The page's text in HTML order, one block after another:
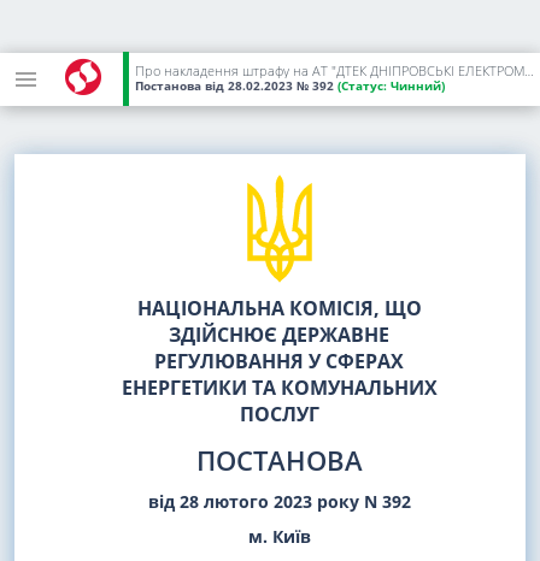
Про накладення штрафу на АТ "ДТЕК ДНІПРОВСЬКІ ЕЛЕКТРОМЕРЕЖІ" за недотримання вимог нормативно-правових актів, що регулюють функціонування ринку електричної енергії, та порушення Ліцензійних умов з розподілу електричної енергії
Постанова від 28.02.2023 № 392 (Статус: Чинний)
НАЦІОНАЛЬНА КОМІСІЯ, ЩО
ЗДІЙСНЮЄ ДЕРЖАВНЕ
РЕГУЛЮВАННЯ У СФЕРАХ
ЕНЕРГЕТИКИ ТА КОМУНАЛЬНИХ
ПОСЛУГ
ПОСТАНОВА
від 28 лютого 2023 року N 392
м. Київ